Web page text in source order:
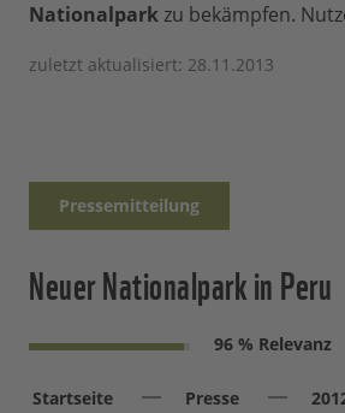
Nationalparkzu bekämpfen.
zuletzt aktualisiert: 28.11.2013
Pressemitteilung
Neuer Nationalpark in Peru
96 % Relevanz
Startseite Presse